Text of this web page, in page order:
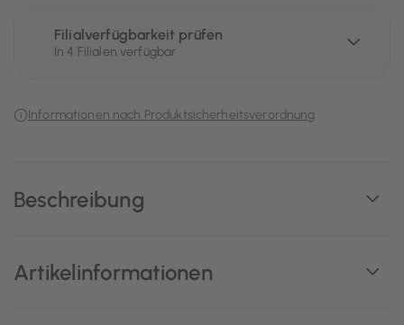
Beschreibung
Artikelinformationen
Filialverfügbarkeit prüfen
In 4 Filialen verfügbar
Informationen nach Produktsicherheitsverordnung